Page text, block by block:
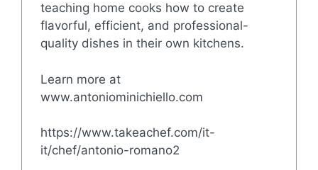
teaching home cooks how to create
flavorful, efficient, and professional-
quality dishes in their own kitchens.
Learn more at
www.antoniominichiello.com
https://www.takeachef.com/it-
it/chef/antonio-romano2